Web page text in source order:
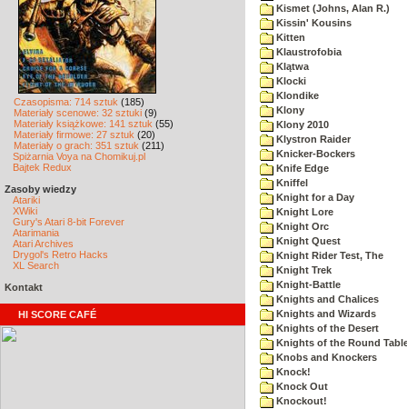
Czasopisma: 714 sztuk (185)
Materiały scenowe: 32 sztuki (9)
Materiały książkowe: 141 sztuk (55)
Materiały firmowe: 27 sztuk (20)
Materiały o grach: 351 sztuk (211)
Spiżarnia Voya na Chomikuj.pl
Bajtek Redux
Zasoby wiedzy
Atariki
XWiki
Gury's Atari 8-bit Forever
Atarimania
Atari Archives
Drygol's Retro Hacks
XL Search
Kontakt
HI SCORE CAFÉ
Kismet (Johns, Alan R.)
Kissin' Kousins
Kitten
Klaustrofobia
Klątwa
Klocki
Klondike
Klony
Klony 2010
Klystron Raider
Knicker-Bockers
Knife Edge
Kniffel
Knight for a Day
Knight Lore
Knight Orc
Knight Quest
Knight Rider Test, The
Knight Trek
Knight-Battle
Knights and Chalices
Knights and Wizards
Knights of the Desert
Knights of the Round
Knobs and Knockers
Knock!
Knock Out
Knockout!